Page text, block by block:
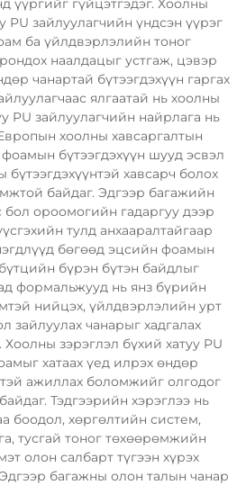
үүргийг гүйцэтгэдэг. Хоолны
PU зайлуулагчийн үндсэн үүрэг
ба үйлдвэрлэлийн тоног
наалдацыг устгаж, цэвэр
чанартай бүтээгдэхүүн гаргах
ялгаатай нь хоолны
PU зайлуулагчийн найрлага нь
хоолны хавсаргалтын
бүтээгдэхүүн шууд эсвэл
хавсарч болох
байдаг. Эдгээр багажийн
бол ороомогийн гадаргуу дээр
тулд анхааралтайгаар
бөгөөд эцсийн фоамын
бүрэн бүтэн байдлыг
формальжууд нь янз бүрийн
нийцэх, үйлдвэрлэлийн урт
зайлуулах чанарыг хадгалах
зэрэглэл бүхий хатуу PU
хатаах үед илрэх өндөр
ажиллах боломжийг олгодог
Тэдгээрийн хэрэглээ нь
боодол, хөргөлтийн систем,
тусгай тоног төхөөрөмжийн
олон салбарт түгээн хүрэх
багажны олон талын чанар